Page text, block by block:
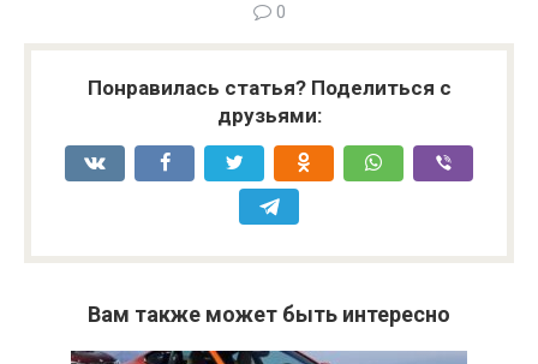
0
Понравилась статья? Поделиться с
друзьями:
Вам также может быть интересно